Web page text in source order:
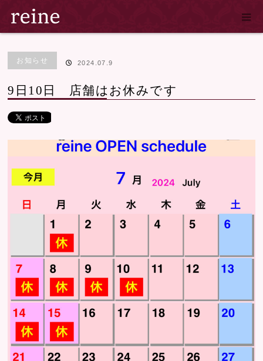
ブログ
9日10日 店舗はお休みです
お知らせ 2024.07.9
9日10日 店舗はお休みです